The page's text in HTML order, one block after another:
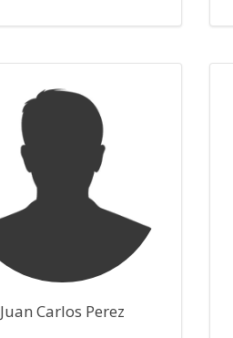
Juan Carlos Perez